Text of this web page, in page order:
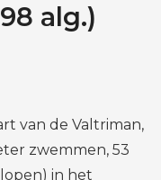
alg.)
van de Valtriman,
zwemmen, 53
in het